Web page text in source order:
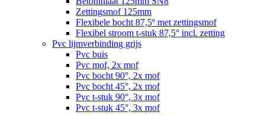
Zettingsmof 125mm
Flexibele bocht 87,5º met zettingsmof
Flexibel stroom t-stuk 87,5° incl. zetting
Pvc lijmverbinding grijs
Pvc buis
Pvc mof, 2x mof
Pvc bocht 90°, 2x mof
Pvc bocht 45°, 2x mof
Pvc t-stuk 90°, 3x mof
Pvc t-stuk 45°, 3x mof